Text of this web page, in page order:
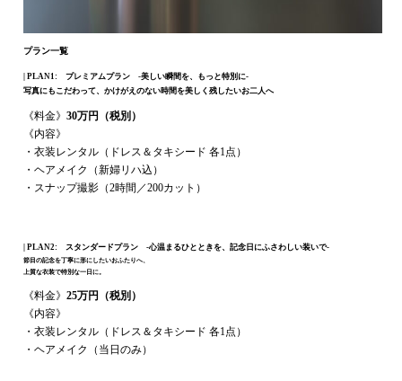
プラン一覧
| PLAN1: プレミアムプラン -美しい瞬間を、もっと特別に-
写真にもこだわって、かけがえのない時間を美しく残したいお二人へ
《料金》30万円（税別）
《内容》
・衣装レンタル（ドレス＆タキシード 各1点）
・ヘアメイク（新婦リハ込）
・スナップ撮影（2時間／200カット）
| PLAN2: スタンダードプラン -心温まるひとときを、記念日にふさわしい装いで-
節目の記念を丁寧に形にしたいおふたりへ、
上質な衣装で特別な一日に。
《料金》25万円（税別）
《内容》
・衣装レンタル（ドレス＆タキシード 各1点）
・ヘアメイク（当日のみ）